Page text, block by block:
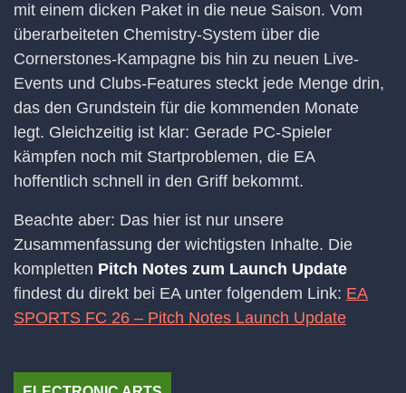
mit einem dicken Paket in die neue Saison. Vom
überarbeiteten Chemistry-System über die
Cornerstones-Kampagne bis hin zu neuen Live-
Events und Clubs-Features steckt jede Menge drin,
das den Grundstein für die kommenden Monate
legt. Gleichzeitig ist klar: Gerade PC-Spieler
kämpfen noch mit Startproblemen, die EA
hoffentlich schnell in den Griff bekommt.
Beachte aber: Das hier ist nur unsere
Zusammenfassung der wichtigsten Inhalte. Die
kompletten Pitch Notes zum Launch Update
findest du direkt bei EA unter folgendem Link: EA
SPORTS FC 26 – Pitch Notes Launch Update